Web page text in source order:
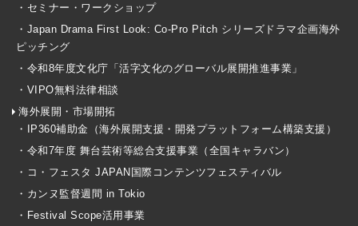
・セミナー・ワークショップ
・Japan Drama First Look: Co-Pro Pitch シリーズドラマ企画海外
ピッチング
・令和8年度文化庁「活字文化のグローバル展開推進事業」
・VIPO無料法律相談
海外展開・市場開拓
・IP360補助金（海外展開支援・開発プラットフォーム構築支援）
・令和7年度 舞台芸術等総合支援事業（全国キャラバン）
・コ・フェスタ JAPAN国際コンテンツフェスティバル
・カンヌ監督週間 in Tokio
・Festival Scope活用事業